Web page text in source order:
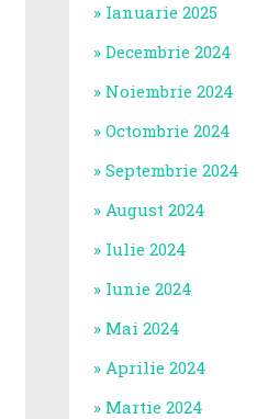
Ianuarie 2025
Decembrie 2024
Noiembrie 2024
Octombrie 2024
Septembrie 2024
August 2024
Iulie 2024
Iunie 2024
Mai 2024
Aprilie 2024
Martie 2024